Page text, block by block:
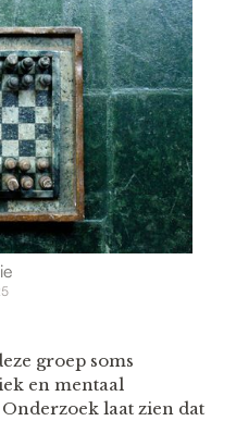
groep soms
en mentaal
laat zien dat